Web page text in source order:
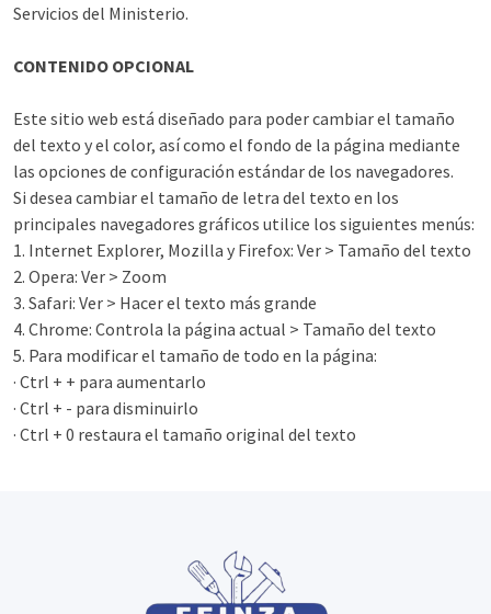
Servicios del Ministerio.
CONTENIDO OPCIONAL
Este sitio web está diseñado para poder cambiar el tamaño
del texto y el color, así como el fondo de la página mediante
las opciones de configuración estándar de los navegadores.
Si desea cambiar el tamaño de letra del texto en los
principales navegadores gráficos utilice los siguientes menús:
1. Internet Explorer, Mozilla y Firefox: Ver > Tamaño del texto
2. Opera: Ver > Zoom
3. Safari: Ver > Hacer el texto más grande
4. Chrome: Controla la página actual > Tamaño del texto
5. Para modificar el tamaño de todo en la página:
· Ctrl + + para aumentarlo
· Ctrl + - para disminuirlo
· Ctrl + 0 restaura el tamaño original del texto